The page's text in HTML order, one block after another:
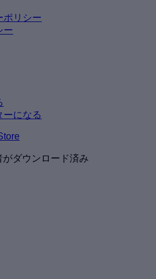
ポリシー
ー
ーになる
がダウンロード済み